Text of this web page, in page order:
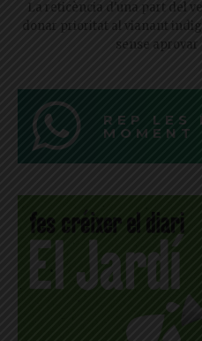
La reticència d'una part del
donar prioritat al vianant
sense
REP LES
MOMENT